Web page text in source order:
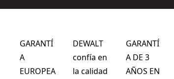
GARANTÍ
A
EUROPEA
DEWALT
confía en
la calidad
GARANTÍ
A DE 3
AÑOS EN